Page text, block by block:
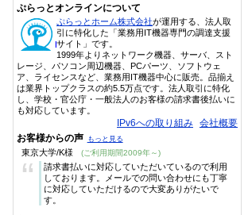
ぷらっとオンラインについて
ぷらっとホーム株式会社が運用する、法人取
引に特化した「業務用IT機器専門の調達支援
サイト」です。
1999年よりネットワーク機器、サーバ、スト
レージ、パソコン周辺機器、PCパーツ、ソフトウェ
ア、ライセンスなど、業務用IT機器中心に販売。品揃え
は業界トップクラスの約5.5万点です。法人取引に特化
し、学校・官公庁・一般法人のお客様の請求書後払いに
も対応しています。
IPv6への取り組み 会社概要
お客様からの声 もっと見る
東京大学/K様 (ご利用期間2009年～)
“
請求書払いに対応していただいているので利用
しております。メールでの問い合わせにも丁寧
に対応していただけるので大変ありがたいで
す。